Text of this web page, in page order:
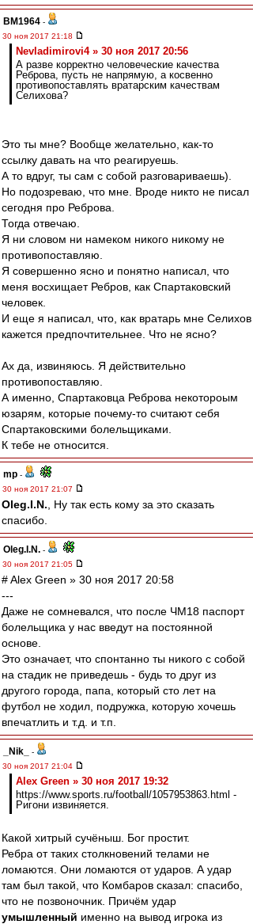
BM1964 -
30 ноя 2017 21:18
Nevladimirovi4 » 30 ноя 2017 20:56
А разве корректно человеческие качества
Реброва, пусть не напрямую, а косвенно
противопоставлять вратарским качествам
Селихова?
Это ты мне? Вообще желательно, как-то
ссылку давать на что реагируешь.
А то вдруг, ты сам с собой разговариваешь).
Но подозреваю, что мне. Вроде никто не писал
сегодня про Реброва.
Тогда отвечаю.
Я ни словом ни намеком никого никому не
противопоставляю.
Я совершенно ясно и понятно написал, что
меня восхищает Ребров, как Спартаковский
человек.
И еще я написал, что, как вратарь мне Селихов
кажется предпочтительнее. Что не ясно?
Ах да, извиняюсь. Я действительно
противопоставляю.
А именно, Спартаковца Реброва некотороым
юзарям, которые почему-то считают себя
Спартаковскими болельщиками.
К тебе не относится.
mp -
30 ноя 2017 21:07
Oleg.I.N. , Ну так есть кому за это сказать
спасибо.
Oleg.I.N. -
30 ноя 2017 21:05
# Alex Green » 30 ноя 2017 20:58
---
Даже не сомневался, что после ЧМ18 паспорт
болельщика у нас введут на постоянной
основе.
Это означает, что спонтанно ты никого с собой
на стадик не приведешь - будь то друг из
другого города, папа, который сто лет на
футбол не ходил, подружка, которую хочешь
впечатлить и т.д. и т.п.
_Nik_
-
30 ноя 2017 21:04
Alex Green » 30 ноя 2017 19:32
https://www.sports.ru/football/1057953863.html -
Ригони извиняется.
Какой хитрый сучёныш. Бог простит.
Ребра от таких столкновений телами не
ломаются. Они ломаются от ударов. А удар
там был такой, что Комбаров сказал: спасибо,
что не позвоночник. Причём удар
умышленный именно на вывод игрока из